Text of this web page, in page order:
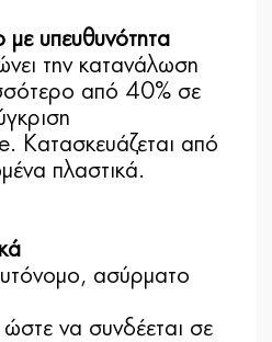
με υπευθυνότητα
την κατανάλωση
από 40% σε
Κατασκευάζεται από
πλαστικά.
ασύρματο
να συνδέεται σε